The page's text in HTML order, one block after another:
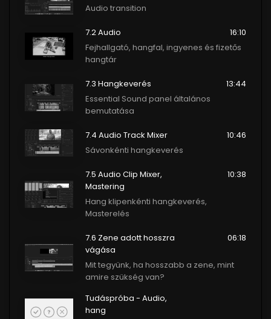
Audio transition
7.2 Audio
16:10
Fejhallgató, hangfal, ingyenes és fizetős
hangtár
7.3 Hangkeverés
13:44
Essential Sound panel általános
bemutatása
7.4 Audio Track Mixer
10:46
Sávonkénti hangkeverés
7.5 Audio Clip Mixer,
Mastering
10:38
Hang klipenkénti hangkeverés,
Masterelés
7.6 Zene adott hosszra
vágása
06:18
Mit tegyünk, ha hosszabb a zene, mint
amire szükség van?
Tudáspróba - Audio,
hang